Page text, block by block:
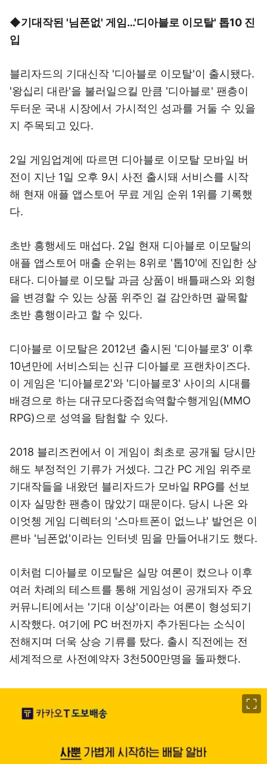
◆기대작된 '님폰없' 게임…'디아블로 이모탈' 톱10 진
입
블리자드의 기대신작 '디아블로 이모탈'이 출시됐다.
'왕십리 대란'을 불러일으킬 만큼 '디아블로' 팬층이
두터운 국내 시장에서 가시적인 성과를 거둘 수 있을
지 주목되고 있다.
2일 게임업계에 따르면 디아블로 이모탈 모바일 버
전이 지난 1일 오후 9시 사전 출시돼 서비스를 시작
해 현재 애플 앱스토어 무료 게임 순위 1위를 기록했
다.
초반 흥행세도 매섭다. 2일 현재 디아블로 이모탈의
애플 앱스토어 매출 순위는 8위로 '톱10'에 진입한 상
태다. 디아블로 이모탈 과금 상품이 배틀패스와 외형
을 변경할 수 있는 상품 위주인 걸 감안하면 괄목할
초반 흥행이라고 할 수 있다.
디아블로 이모탈은 2012년 출시된 '디아블로3' 이후
10년만에 서비스되는 신규 디아블로 프랜차이즈다.
이 게임은 '디아블로2'와 '디아블로3' 사이의 시대를
배경으로 하는 대규모다중접속역할수행게임(MMO
RPG)으로 성역을 탐험할 수 있다.
2018 블리즈컨에서 이 게임이 최초로 공개될 당시만
해도 부정적인 기류가 거셌다. 그간 PC 게임 위주로
기대작들을 내왔던 블리자드가 모바일 RPG를 선보
이자 실망한 팬층이 많았기 때문이다. 당시 나온 와
이엇쳉 게임 디렉터의 '스마트폰이 없느냐' 발언은 이
른바 '님폰없'이라는 인터넷 밈을 만들어내기도 했다.
이처럼 디아블로 이모탈은 실망 여론이 컸으나 이후
여러 차례의 테스트를 통해 게임성이 공개되자 주요
커뮤니티에서는 '기대 이상'이라는 여론이 형성되기
시작했다. 여기에 PC 버전까지 추가된다는 소식이
전해지며 더욱 상승 기류를 탔다. 출시 직전에는 전
세계적으로 사전예약자 3천500만명을 돌파했다.